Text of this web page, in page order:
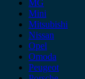
MG
Mini
Mitsubishi
Nissan
Opel
Omoda
Peugeot